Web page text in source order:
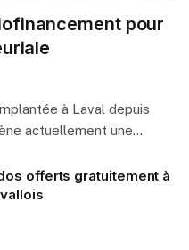
pour
à Laval depuis
actuellement une…
offerts gratuitement à